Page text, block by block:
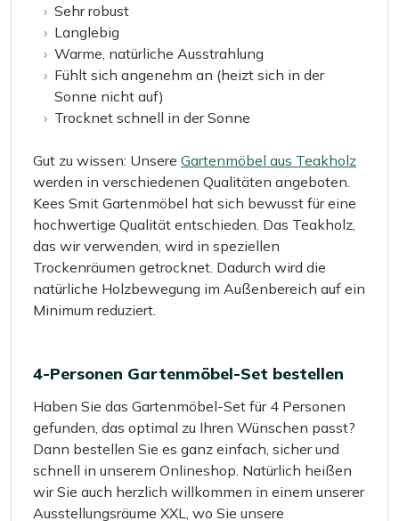
Sehr robust
Langlebig
Warme, natürliche Ausstrahlung
Fühlt sich angenehm an (heizt sich in der
Sonne nicht auf)
Trocknet schnell in der Sonne
Gut zu wissen: Unsere Gartenmöbel aus Teakholz
werden in verschiedenen Qualitäten angeboten.
Kees Smit Gartenmöbel hat sich bewusst für eine
hochwertige Qualität entschieden. Das Teakholz,
das wir verwenden, wird in speziellen
Trockenräumen getrocknet. Dadurch wird die
natürliche Holzbewegung im Außenbereich auf ein
Minimum reduziert.
4-Personen Gartenmöbel-Set bestellen
Haben Sie das Gartenmöbel-Set für 4 Personen
gefunden, das optimal zu Ihren Wünschen passt?
Dann bestellen Sie es ganz einfach, sicher und
schnell in unserem Onlineshop. Natürlich heißen
wir Sie auch herzlich willkommen in einem unserer
Ausstellungsräume XXL, wo Sie unsere